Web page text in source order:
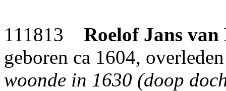
111813 Roelof Jans van
geboren ca 1604,
woonde in 1630 (doop